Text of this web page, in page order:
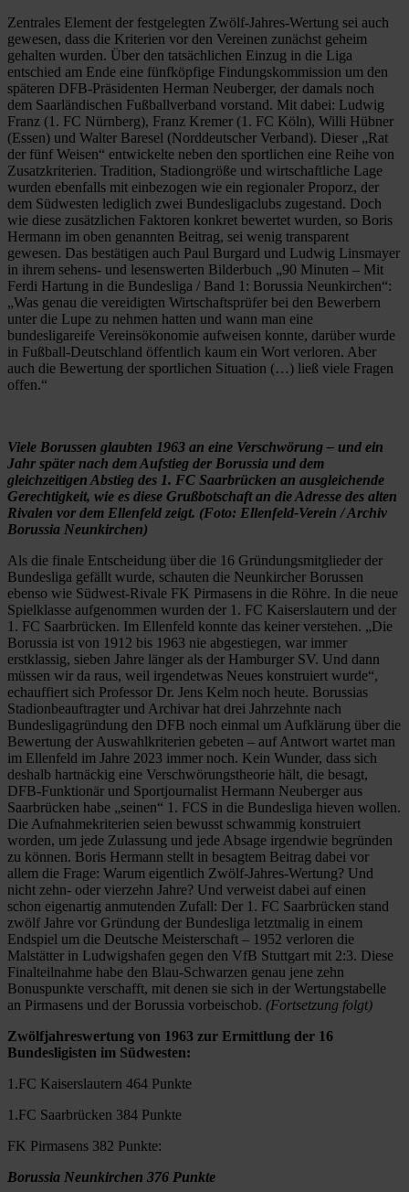
Zentrales Element der festgelegten Zwölf-Jahres-Wertung sei auch
gewesen, dass die Kriterien vor den Vereinen zunächst geheim
gehalten wurden. Über den tatsächlichen Einzug in die Liga
entschied am Ende eine fünfköpfige Findungskommission um den
späteren DFB-Präsidenten Herman Neuberger, der damals noch
dem Saarländischen Fußballverband vorstand. Mit dabei: Ludwig
Franz (1. FC Nürnberg), Franz Kremer (1. FC Köln), Willi Hübner
(Essen) und Walter Baresel (Norddeutscher Verband). Dieser „Rat
der fünf Weisen“ entwickelte neben den sportlichen eine Reihe von
Zusatzkriterien. Tradition, Stadiongröße und wirtschaftliche Lage
wurden ebenfalls mit einbezogen wie ein regionaler Proporz, der
dem Südwesten lediglich zwei Bundesligaclubs zugestand. Doch
wie diese zusätzlichen Faktoren konkret bewertet wurden, so Boris
Hermann im oben genannten Beitrag, sei wenig transparent
gewesen. Das bestätigen auch Paul Burgard und Ludwig Linsmayer
in ihrem sehens- und lesenswerten Bilderbuch „90 Minuten – Mit
Ferdi Hartung in die Bundesliga / Band 1: Borussia Neunkirchen“:
„Was genau die vereidigten Wirtschaftsprüfer bei den Bewerbern
unter die Lupe zu nehmen hatten und wann man eine
bundesligareife Vereinsökonomie aufweisen konnte, darüber wurde
in Fußball-Deutschland öffentlich kaum ein Wort verloren. Aber
auch die Bewertung der sportlichen Situation (…) ließ viele Fragen
offen.“
Viele Borussen glaubten 1963 an eine Verschwörung – und ein
Jahr später nach dem Aufstieg der Borussia und dem
gleichzeitigen Abstieg des 1. FC Saarbrücken an ausgleichende
Gerechtigkeit, wie es diese Grußbotschaft an die Adresse des alten
Rivalen vor dem Ellenfeld zeigt. (Foto: Ellenfeld-Verein / Archiv
Borussia Neunkirchen)
Als die finale Entscheidung über die 16 Gründungsmitglieder der
Bundesliga gefällt wurde, schauten die Neunkircher Borussen
ebenso wie Südwest-Rivale FK Pirmasens in die Röhre. In die neue
Spielklasse aufgenommen wurden der 1. FC Kaiserslautern und der
1. FC Saarbrücken. Im Ellenfeld konnte das keiner verstehen. „Die
Borussia ist von 1912 bis 1963 nie abgestiegen, war immer
erstklassig, sieben Jahre länger als der Hamburger SV. Und dann
müssen wir da raus, weil irgendetwas Neues konstruiert wurde“,
echauffiert sich Professor Dr. Jens Kelm noch heute. Borussias
Stadionbeauftragter und Archivar hat drei Jahrzehnte nach
Bundesligagründung den DFB noch einmal um Aufklärung über die
Bewertung der Auswahlkriterien gebeten – auf Antwort wartet man
im Ellenfeld im Jahre 2023 immer noch. Kein Wunder, dass sich
deshalb hartnäckig eine Verschwörungstheorie hält, die besagt,
DFB-Funktionär und Sportjournalist Hermann Neuberger aus
Saarbrücken habe „seinen“ 1. FCS in die Bundesliga hieven wollen.
Die Aufnahmekriterien seien bewusst schwammig konstruiert
worden, um jede Zulassung und jede Absage irgendwie begründen
zu können. Boris Hermann stellt in besagtem Beitrag dabei vor
allem die Frage: Warum eigentlich Zwölf-Jahres-Wertung? Und
nicht zehn- oder vierzehn Jahre? Und verweist dabei auf einen
schon eigenartig anmutenden Zufall: Der 1. FC Saarbrücken stand
zwölf Jahre vor Gründung der Bundesliga letztmalig in einem
Endspiel um die Deutsche Meisterschaft – 1952 verloren die
Malstätter in Ludwigshafen gegen den VfB Stuttgart mit 2:3. Diese
Finalteilnahme habe den Blau-Schwarzen genau jene zehn
Bonuspunkte verschafft, mit denen sie sich in der Wertungstabelle
an Pirmasens und der Borussia vorbeischob. (Fortsetzung folgt)
Zwölfjahreswertung von 1963 zur Ermittlung der 16
Bundesligisten im Südwesten:
1.FC Kaiserslautern 464 Punkte
1.FC Saarbrücken 384 Punkte
FK Pirmasens 382 Punkte:
Borussia Neunkirchen 376 Punkte